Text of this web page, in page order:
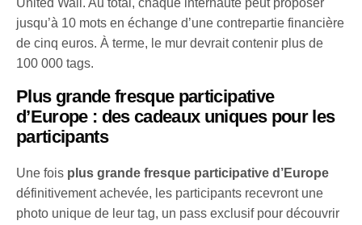
jusqu’à 10 mots en échange d’une contrepartie financière
de cinq euros. À terme, le mur devrait contenir plus de
100 000 tags.
Plus grande fresque participative
d’Europe : des cadeaux uniques pour les
participants
Une fois plus grande fresque participative d’Europe
définitivement achevée, les participants recevront une
photo unique de leur tag, un pass exclusif pour découvrir